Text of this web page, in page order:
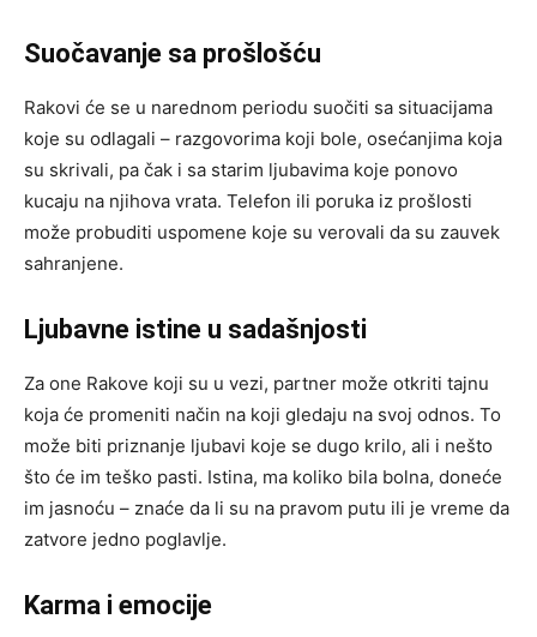
Suočavanje sa prošlošću
Rakovi će se u narednom periodu suočiti sa situacijama
koje su odlagali – razgovorima koji bole, osećanjima koja
su skrivali, pa čak i sa starim ljubavima koje ponovo
kucaju na njihova vrata. Telefon ili poruka iz prošlosti
može probuditi uspomene koje su verovali da su zauvek
sahranjene.
Ljubavne istine u sadašnjosti
Za one Rakove koji su u vezi, partner može otkriti tajnu
koja će promeniti način na koji gledaju na svoj odnos. To
može biti priznanje ljubavi koje se dugo krilo, ali i nešto
što će im teško pasti. Istina, ma koliko bila bolna, doneće
im jasnoću – znaće da li su na pravom putu ili je vreme da
zatvore jedno poglavlje.
Karma i emocije